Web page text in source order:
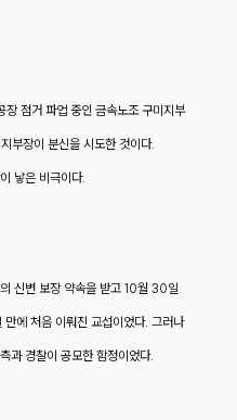
점거 파업 중인 금속노조 구미지부
부장이 분신을 시도한 것이다.
낳은 비극이다.
신변 보장 약속을 받고 10월 30일
에 처음 이뤄진 교섭이었다. 그러나
과 경찰이 공모한 함정이었다.